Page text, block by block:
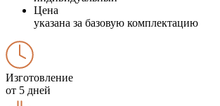
Цена
указана за базовую комплектацию
Изготовление
от 5 дней